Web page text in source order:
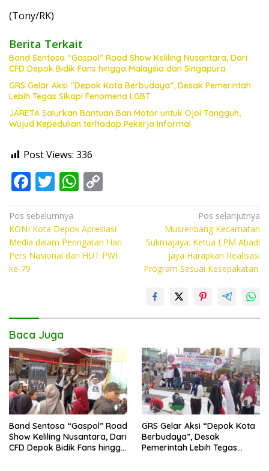
(Tony/RK)
Berita Terkait
Band Sentosa “Gaspol” Road Show Keliling Nusantara, Dari
CFD Depok Bidik Fans hingga Malaysia dan Singapura
GRS Gelar Aksi “Depok Kota Berbudaya”, Desak Pemerintah
Lebih Tegas Sikapi Fenomena LGBT
JARETA Salurkan Bantuan Ban Motor untuk Ojol Tangguh,
Wujud Kepedulian terhadap Pekerja Informal
Post Views: 336
F
ac
e
b
o
T
w
itt
er
W
h
at
s
A
o
p
y
Li
Navigasi
pos
Pos sebelumnya
KONI Kota Depok Apresiasi
Media dalam Peringatan Hari
Pers Nasional dan HUT PWI
ke-79
Pos selanjutnya
Musrenbang Kecamatan
Sukmajaya: Ketua LPM Abadi
jaya Harapkan Realisasi
Program Sesuai Kesepakatan.
Baca Juga
Band Sentosa “Gaspol” Road
Show Keliling Nusantara, Dari
CFD Depok Bidik Fans hingga
GRS Gelar Aksi “Depok Kota
Berbudaya”, Desak
Pemerintah Lebih Tegas